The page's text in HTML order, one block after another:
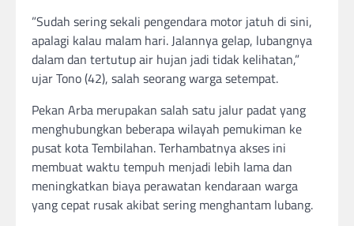
​”Sudah sering sekali pengendara motor jatuh di sini,
apalagi kalau malam hari. Jalannya gelap, lubangnya
dalam dan tertutup air hujan jadi tidak kelihatan,”
ujar Tono (42), salah seorang warga setempat.
Pekan Arba merupakan salah satu jalur padat yang
menghubungkan beberapa wilayah pemukiman ke
pusat kota Tembilahan. Terhambatnya akses ini
membuat waktu tempuh menjadi lebih lama dan
meningkatkan biaya perawatan kendaraan warga
yang cepat rusak akibat sering menghantam lubang.